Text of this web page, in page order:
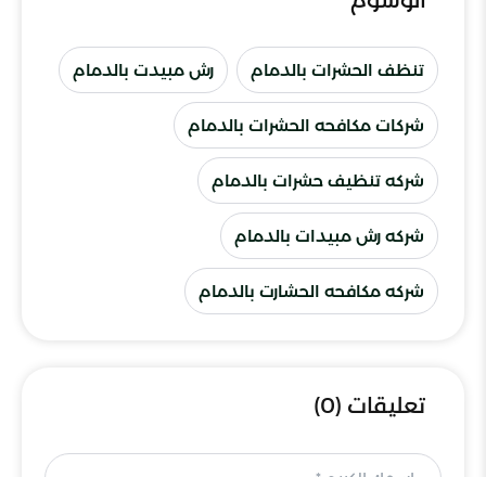
تنظف الحشرات بالدمام رش مبيدت بالدمام
شركات مكافحه الحشرات بالدمام
شركه تنظيف حشرات بالدمام
شركه رش مبيدات بالدمام
شركه مكافحه الحشارت بالدمام
تعليقات (0)